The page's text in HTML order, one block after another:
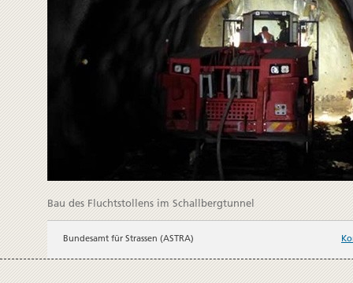
Bau des Fluchtstollens im Schallbergtunnel
Bundesamt für Strassen (ASTRA)